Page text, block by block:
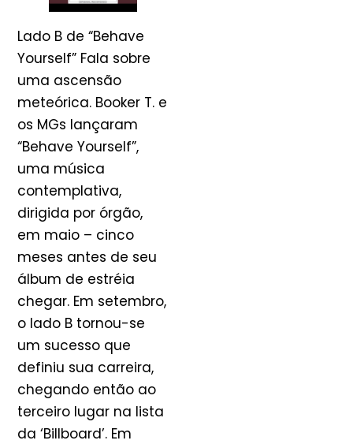
Lado B de “Behave
Yourself” Fala sobre
uma ascensão
meteórica. Booker T. e
os MGs lançaram
“Behave Yourself”,
uma música
contemplativa,
dirigida por órgão,
em maio – cinco
meses antes de seu
álbum de estréia
chegar. Em setembro,
o lado B tornou-se
um sucesso que
definiu sua carreira,
chegando então ao
terceiro lugar na lista
da ‘Billboard’. Em